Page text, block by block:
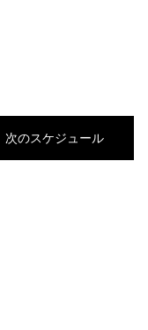
次のスケジュール